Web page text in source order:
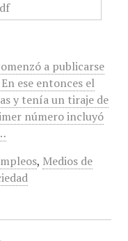
a publicarse
ese entonces el
y tenía un tiraje de
número incluyó
, Medios de